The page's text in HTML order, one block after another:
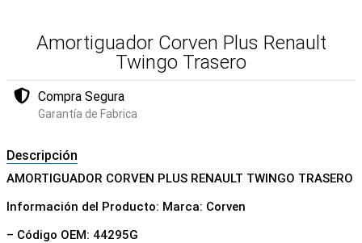
Amortiguador Corven Plus Renault
Twingo Trasero
Compra Segura
Garantía de Fabrica
Descripción
AMORTIGUADOR CORVEN PLUS RENAULT TWINGO TRASERO
Información del Producto: Marca: Corven
– Código OEM: 44295G